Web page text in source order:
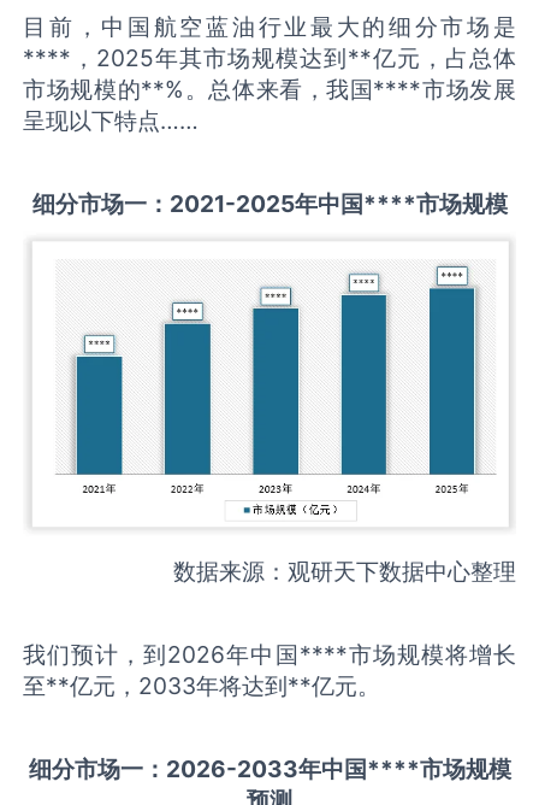
目前，中国航空蓝油行业最大的细分市场是
****，2025年其市场规模达到**亿元，占总体
市场规模的**%。总体来看，我国****市场发展
呈现以下特点……
细分市场一： 2021-2025年中国****市场规模
数据来源：观研天下数据中心整理
我们预计，到2026年中国****市场规模将增长
至**亿元，2033年将达到**亿元。
细分市场一： 2026-2033年中国****市场规模